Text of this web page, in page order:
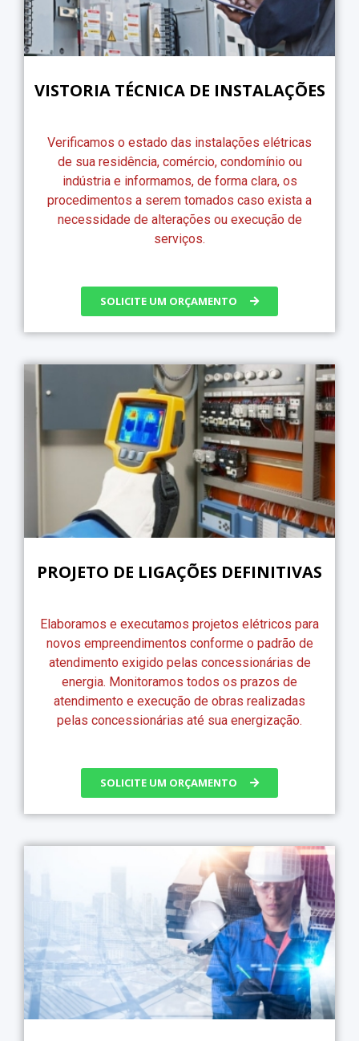
VISTORIA TÉCNICA DE INSTALAÇÕES
Verificamos o estado das instalações elétricas
de sua residência, comércio, condomínio ou
indústria e informamos, de forma clara, os
procedimentos a serem tomados caso exista a
necessidade de alterações ou execução de
serviços.
SOLICITE UM ORÇAMENTO
PROJETO DE LIGAÇÕES DEFINITIVAS
Elaboramos e executamos projetos elétricos para
novos empreendimentos conforme o padrão de
atendimento exigido pelas concessionárias de
energia. Monitoramos todos os prazos de
atendimento e execução de obras realizadas
pelas concessionárias até sua energização.
SOLICITE UM ORÇAMENTO